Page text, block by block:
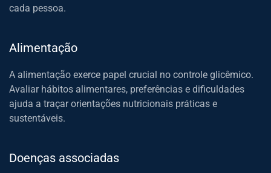
cada pessoa.
Alimentação
A alimentação exerce papel crucial no controle glicêmico.
Avaliar hábitos alimentares, preferências e dificuldades
ajuda a traçar orientações nutricionais práticas e
sustentáveis.
Doenças associadas